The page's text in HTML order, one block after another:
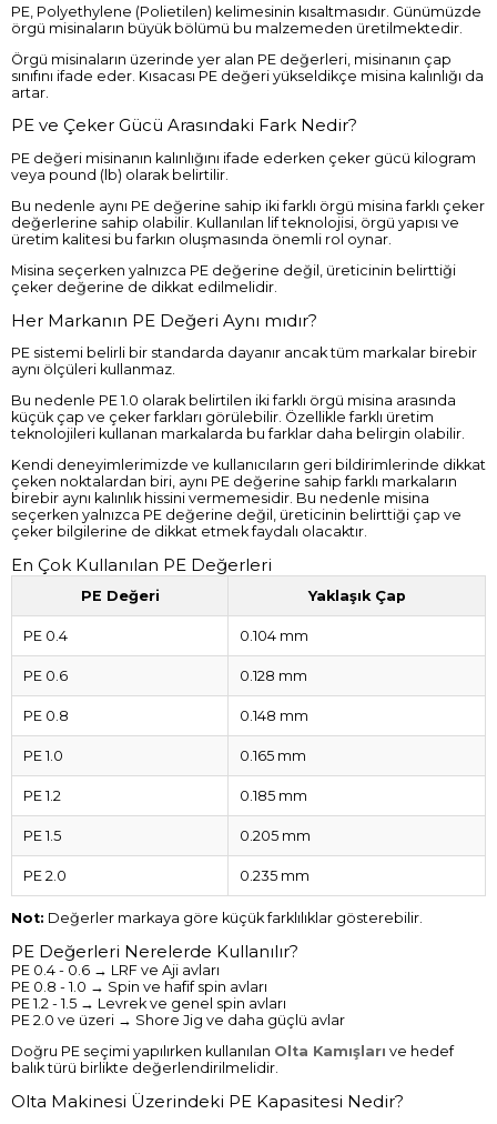
PE, Polyethylene (Polietilen) kelimesinin kısaltmasıdır. Günümüzde
örgü misinaların büyük bölümü bu malzemeden üretilmektedir.
Örgü misinaların üzerinde yer alan PE değerleri, misinanın çap
sınıfını ifade eder. Kısacası PE değeri yükseldikçe misina kalınlığı da
artar.
PE ve Çeker Gücü Arasındaki Fark Nedir?
PE değeri misinanın kalınlığını ifade ederken çeker gücü kilogram
veya pound (lb) olarak belirtilir.
Bu nedenle aynı PE değerine sahip iki farklı örgü misina farklı çeker
değerlerine sahip olabilir. Kullanılan lif teknolojisi, örgü yapısı ve
üretim kalitesi bu farkın oluşmasında önemli rol oynar.
Misina seçerken yalnızca PE değerine değil, üreticinin belirttiği
çeker değerine de dikkat edilmelidir.
Her Markanın PE Değeri Aynı mıdır?
PE sistemi belirli bir standarda dayanır ancak tüm markalar birebir
aynı ölçüleri kullanmaz.
Bu nedenle PE 1.0 olarak belirtilen iki farklı örgü misina arasında
küçük çap ve çeker farkları görülebilir. Özellikle farklı üretim
teknolojileri kullanan markalarda bu farklar daha belirgin olabilir.
Kendi deneyimlerimizde ve kullanıcıların geri bildirimlerinde dikkat
çeken noktalardan biri, aynı PE değerine sahip farklı markaların
birebir aynı kalınlık hissini vermemesidir. Bu nedenle misina
seçerken yalnızca PE değerine değil, üreticinin belirttiği çap ve
çeker bilgilerine de dikkat etmek faydalı olacaktır.
En Çok Kullanılan PE Değerleri
PE Değeri Yaklaşık Çap
PE 0.4 0.104 mm
PE 0.6 0.128 mm
PE 0.8 0.148 mm
PE 1.0 0.165 mm
PE 1.2 0.185 mm
PE 1.5 0.205 mm
PE 2.0 0.235 mm
Not: Değerler markaya göre küçük farklılıklar gösterebilir.
PE Değerleri Nerelerde Kullanılır?
PE 0.4 - 0.6 → LRF ve Aji avları
PE 0.8 - 1.0 → Spin ve hafif spin avları
PE 1.2 - 1.5 → Levrek ve genel spin avları
PE 2.0 ve üzeri → Shore Jig ve daha güçlü avlar
Doğru PE seçimi yapılırken kullanılan Olta Kamışları ve hedef
balık türü birlikte değerlendirilmelidir.
Olta Makinesi Üzerindeki PE Kapasitesi Nedir?